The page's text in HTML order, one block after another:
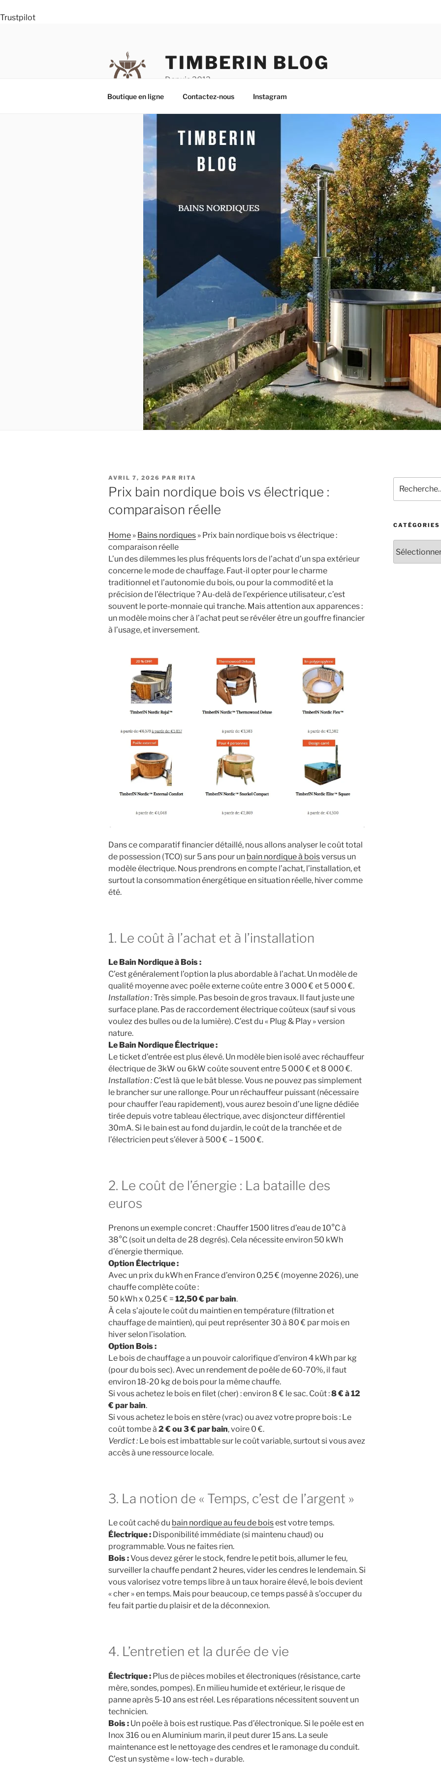
Trustpilot
TIMBERIN BLOG
Depuis 2012
Boutique en ligne Contactez-nous Instagram
PUBLIÉ
LE
AVRIL 7, 2026 PAR RITA
Prix bain nordique bois vs électrique :
comparaison réelle
Home » Bains nordiques » Prix bain nordique bois vs électrique :
comparaison réelle
L’un des dilemmes les plus fréquents lors de l’achat d’un spa extérieur
concerne le mode de chauffage. Faut-il opter pour le charme
traditionnel et l’autonomie du bois, ou pour la commodité et la
précision de l’électrique ? Au-delà de l’expérience utilisateur, c’est
souvent le porte-monnaie qui tranche. Mais attention aux apparences :
un modèle moins cher à l’achat peut se révéler être un gouffre financier
à l’usage, et inversement.
Dans ce comparatif financier détaillé, nous allons analyser le coût total
de possession (TCO) sur 5 ans pour un bain nordique à boisversus un
modèle électrique. Nous prendrons en compte l’achat, l’installation, et
surtout la consommation énergétique en situation réelle, hiver comme
été.
1. Le coût à l’achat et à l’installation
Le Bain Nordique à Bois :
C’est généralement l’option la plus abordable à l’achat. Un modèle de
qualité moyenne avec poêle externe coûte entre 3 000 € et 5 000 €.
Installation :Très simple. Pas besoin de gros travaux. Il faut juste une
surface plane. Pas de raccordement électrique coûteux (sauf si vous
voulez des bulles ou de la lumière). C’est du « Plug & Play » version
nature.
Le Bain Nordique Électrique :
Le ticket d’entrée est plus élevé. Un modèle bien isolé avec réchauffeur
électrique de 3kW ou 6kW coûte souvent entre 5 000 € et 8 000 €.
Installation : C’est là que le bât blesse. Vous ne pouvez pas simplement
le brancher sur une rallonge. Pour un réchauffeur puissant (nécessaire
pour chauffer l’eau rapidement), vous aurez besoin d’une ligne dédiée
tirée depuis votre tableau électrique, avec disjoncteur différentiel
30mA. Si le bain est au fond du jardin, le coût de la tranchée et de
l’électricien peut s’élever à 500 € – 1 500 €.
2. Le coût de l’énergie : La bataille des
euros
Prenons un exemple concret : Chauffer 1500 litres d’eau de 10°C à
38°C (soit un delta de 28 degrés). Cela nécessite environ 50 kWh
d’énergie thermique.
Option Électrique :
Avec un prix du kWh en France d’environ 0,25 € (moyenne 2026), une
chauffe complète coûte :
50 kWh x 0,25 € = 12,50 € par bain.
À cela s’ajoute le coût du maintien en température (filtration et
chauffage de maintien), qui peut représenter 30 à 80 € par mois en
hiver selon l’isolation.
Option Bois :
Le bois de chauffage a un pouvoir calorifique d’environ 4 kWh par kg
(pour du bois sec). Avec un rendement de poêle de 60-70%, il faut
environ 18-20 kg de bois pour la même chauffe.
Si vous achetez le bois en filet (cher) : environ 8 € le sac. Coût :8 € à 12
€ par bain.
Si vous achetez le bois en stère (vrac) ou avez votre propre bois : Le
coût tombe à 2 € ou 3 € par bain, voire 0 €.
Verdict : Le bois est imbattable sur le coût variable, surtout si vous avez
accès à une ressource locale.
3. La notion de « Temps, c’est de l’argent »
Le coût caché du bain nordique au feu de boisest votre temps.
Électrique : Disponibilité immédiate (si maintenu chaud) ou
programmable. Vous ne faites rien.
Bois :Vous devez gérer le stock, fendre le petit bois, allumer le feu,
surveiller la chauffe pendant 2 heures, vider les cendres le lendemain. Si
vous valorisez votre temps libre à un taux horaire élevé, le bois devient
« cher » en temps. Mais pour beaucoup, ce temps passé à s’occuper du
feu fait partie du plaisir et de la déconnexion.
4. L’entretien et la durée de vie
Électrique : Plus de pièces mobiles et électroniques (résistance, carte
mère, sondes, pompes). En milieu humide et extérieur, le risque de
panne après 5-10 ans est réel. Les réparations nécessitent souvent un
technicien.
Bois : Un poêle à bois est rustique. Pas d’électronique. Si le poêle est en
Inox 316 ou en Aluminium marin, il peut durer 15 ans. La seule
maintenance est le nettoyage des cendres et le ramonage du conduit.
C’est un système « low-tech » durable.
pour
:
CATÉGORIES